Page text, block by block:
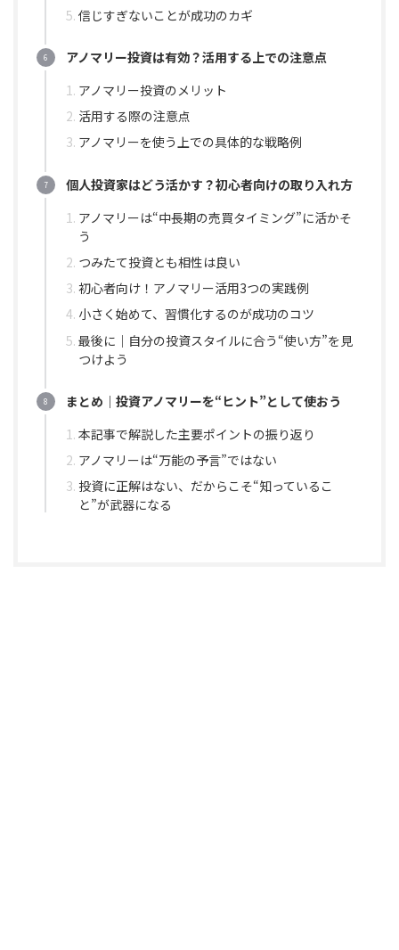
信じすぎないことが成功のカギ
アノマリー投資は有効？活用する上での注意点
アノマリー投資のメリット
活用する際の注意点
アノマリーを使う上での具体的な戦略例
個人投資家はどう活かす？初心者向けの取り入れ方
アノマリーは“中長期の売買タイミング”に活かそ
う
つみたて投資とも相性は良い
初心者向け！アノマリー活用3つの実践例
小さく始めて、習慣化するのが成功のコツ
最後に｜自分の投資スタイルに合う“使い方”を見
つけよう
まとめ｜投資アノマリーを“ヒント”として使おう
本記事で解説した主要ポイントの振り返り
アノマリーは“万能の予言”ではない
投資に正解はない、だからこそ“知っているこ
と”が武器になる